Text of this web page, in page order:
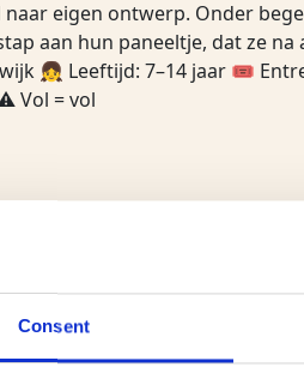
Consent
eigen ontwerp. Onder
aan hun paneeltje, dat ze na
👧 Leeftijd: 7–14 jaar 🎟
Vol = vol